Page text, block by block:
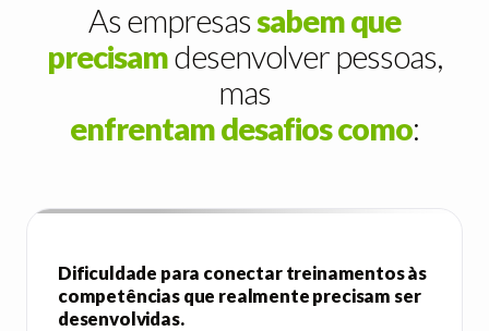
As empresassabem que
precisamdesenvolver pessoas,
mas
enfrentam desafios como:
Dificuldade para conectar treinamentos às
competências que realmente precisam ser
desenvolvidas.